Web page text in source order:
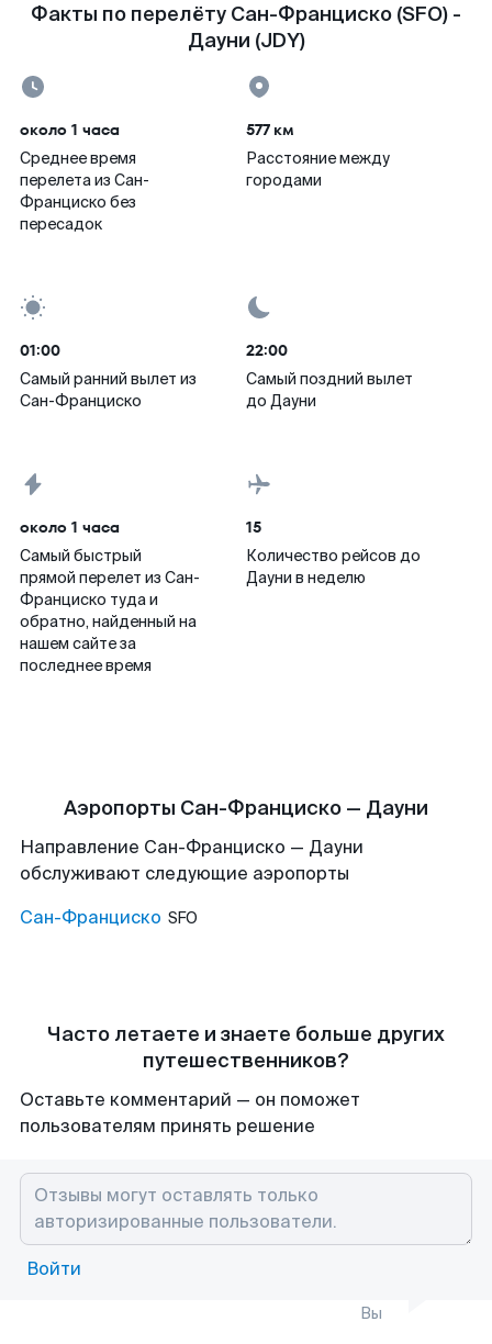
Факты по перелёту Сан-Франциско (SFO) -
Дауни (JDY)
около 1 часа
Среднее время
перелета из Сан-
Франциско без
пересадок
577 км
Расстояние между
городами
01:00
Самый ранний вылет из
Сан-Франциско
22:00
Самый поздний вылет
до Дауни
около 1 часа
Самый быстрый
прямой перелет из Сан-
Франциско туда и
обратно, найденный на
нашем сайте за
последнее время
15
Количество рейсов до
Дауни в неделю
Аэропорты Сан-Франциско — Дауни
Направление Сан-Франциско — Дауни
обслуживают следующие аэропорты
Сан-Франциско SFO
Часто летаете и знаете больше других
путешественников?
Оставьте комментарий — он поможет
пользователям принять решение
Войти
Вы